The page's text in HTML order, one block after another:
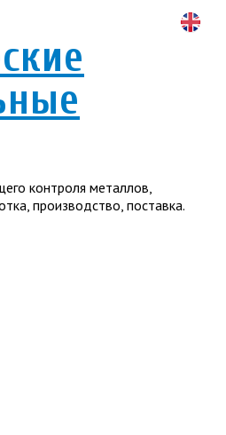
контроля металлов,
производство, поставка.